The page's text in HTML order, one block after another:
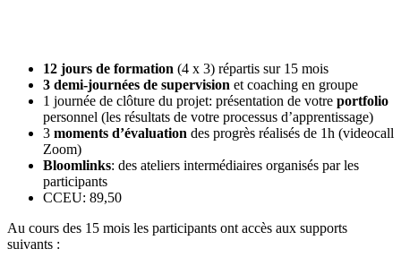
12 jours de formation (4 x 3) répartis sur 15 mois
3 demi-journées de supervision et coaching en groupe
1 journée de clôture du projet: présentation de votre portfolio
personnel (les résultats de votre processus d’apprentissage)
3 moments d’évaluation des progrès réalisés de 1h (videocall
Zoom)
Bloomlinks: des ateliers intermédiaires organisés par les
participants
CCEU: 89,50
Au cours des 15 mois les participants ont accès aux supports
suivants :